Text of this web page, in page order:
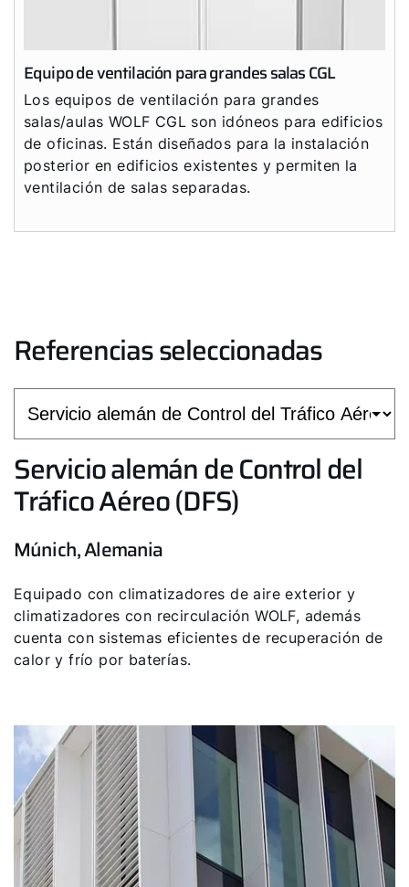
Equipo de ventilación para grandes salas CGL
Los equipos de ventilación para grandes
salas/aulas WOLF CGL son idóneos para edificios
de oficinas. Están diseñados para la instalación
posterior en edificios existentes y permiten la
ventilación de salas separadas.
Referencias seleccionadas
Servicio alemán de Control del
Tráfico Aéreo (DFS)
Múnich, Alemania
Equipado con climatizadores de aire exterior y
climatizadores con recirculación WOLF, además
cuenta con sistemas eficientes de recuperación de
calor y frío por baterías.